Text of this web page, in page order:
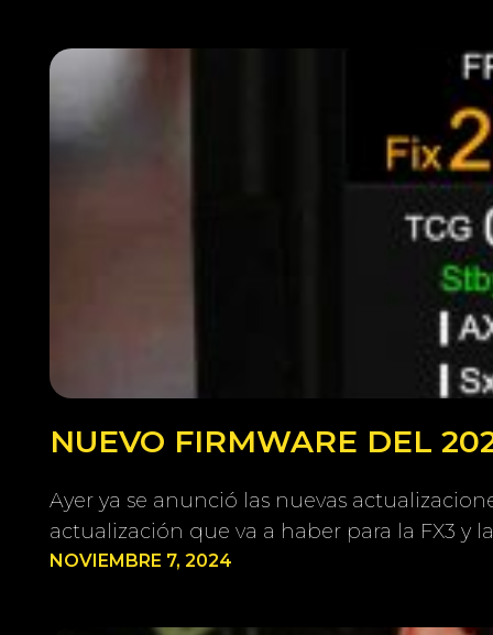
NUEVO FIRMWARE DEL
Ayer ya se anunció las nuevas
actualización que va a haber para la FX3 y
NOVIEMBRE 7, 2024